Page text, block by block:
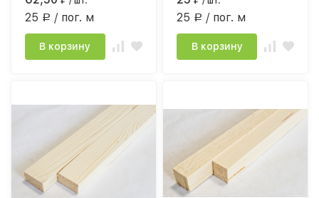
строг.камерной сушки
25 Р / пог. м
В корзину
строг.камерной сушки
25 Р / пог. м
В корзину